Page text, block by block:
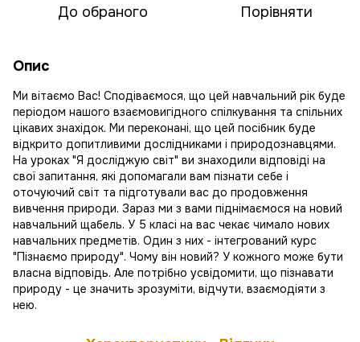
До обраного Порівняти
Опис
Ми вітаємо Вас! Сподіваємося, що цей навчальний рік буде
періодом нашого взаємовигідного спілкування та спільних
цікавих знахідок. Ми переконані, що цей посібник буде
відкрито допитливими дослідниками і природознавцями.
На уроках "Я досліджую світ" ви знаходили відповіді на
свої запитання, які допомагали вам пізнати себе і
оточуючий світ та підготували вас до продовження
вивчення природи. Зараз ми з вами піднімаємося на новий
навчальний щабель. У 5 класі на вас чекає чимало нових
навчальних предметів. Один з них - інтегрований курс
"Пізнаємо природу". Чому він новий? У кожного може бути
власна відповідь. Але потрібно усвідомити, що пізнавати
природу - це значить зрозуміти, відчути, взаємодіяти з
нею.